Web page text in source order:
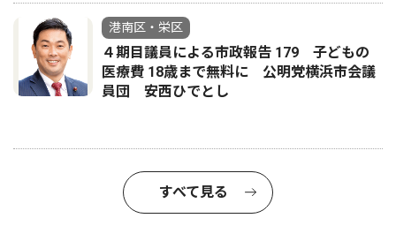
港南区・栄区
４期目議員による市政報告 179 子どもの
医療費 18歳まで無料に 公明党横浜市会議
員団 安西ひでとし
すべて見る